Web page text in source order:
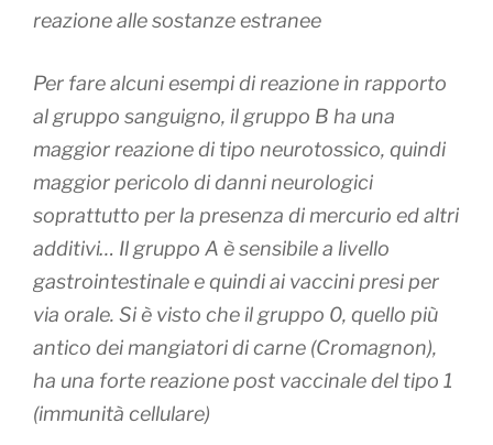
reazione alle sostanze estranee
Per fare alcuni esempi di reazione in rapporto
al gruppo sanguigno, il gruppo B ha una
maggior reazione di tipo neurotossico, quindi
maggior pericolo di danni neurologici
soprattutto per la presenza di mercurio ed altri
additivi… Il gruppo A è sensibile a livello
gastrointestinale e quindi ai vaccini presi per
via orale. Si è visto che il gruppo 0, quello più
antico dei mangiatori di carne (Cromagnon),
ha una forte reazione post vaccinale del tipo 1
(immunità cellulare)